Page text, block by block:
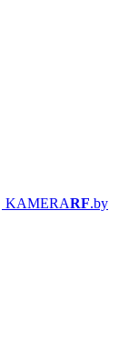
KAMERARF.by